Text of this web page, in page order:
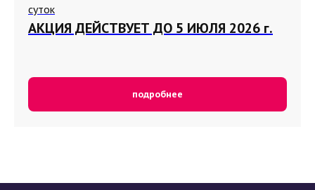
суток
АКЦИЯ ДЕЙСТВУЕТ ДО 5 ИЮЛЯ 2026 г.
подробнее